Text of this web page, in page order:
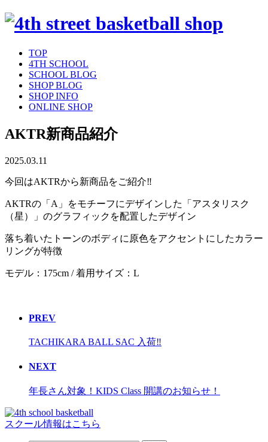
TOP
4TH SCHOOL
SCHOOL BLOG
SHOP BLOG
SHOP INFO
ONLINE SHOP
AKTR新商品紹介
2025.03.11
今回はAKTRから新商品をご紹介‼︎
AKTRの「A」をモチーフにデザインした「アスタリスク
（星）」のグラフィックを配置したデザイン
落ち着いたトーンのボディに原色をアクセントにしたカラー
リングが特徴
モデル：175cm / 着用サイズ：L
PREV
TACHIKARA BALL SAC 入荷‼︎
NEXT
年長さん対象！KIDS Class 開講のお知らせ！
スクール情報はこちら